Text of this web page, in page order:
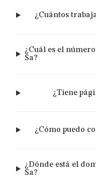
¿Cuántos
¿Cuál es el
Sa?
¿Tiene
¿Cómo puedo
¿Dónde está el
Sa?